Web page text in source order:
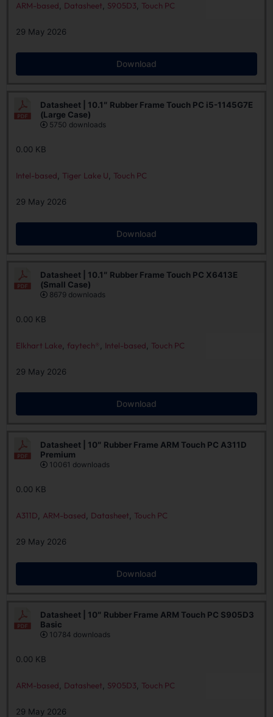
ARM-based Datasheet S905D3 Touch PC
29 May 2026
Download
Datasheet | 10.1″ Rubber Frame Touch PC i5-1145G7E
(Large Case)
5750 downloads
0.00 KB
Intel-based Tiger Lake U Touch PC
29 May 2026
Download
Datasheet | 10.1″ Rubber Frame Touch PC X6413E
(Small Case)
8679 downloads
0.00 KB
Elkhart Lake faytech® Intel-based Touch PC
29 May 2026
Download
Datasheet | 10″ Rubber Frame ARM Touch PC A311D
Premium
10061 downloads
0.00 KB
A311D ARM-based Datasheet Touch PC
29 May 2026
Download
Datasheet | 10″ Rubber Frame ARM Touch PC S905D3
Basic
10784 downloads
0.00 KB
ARM-based Datasheet S905D3 Touch PC
29 May 2026